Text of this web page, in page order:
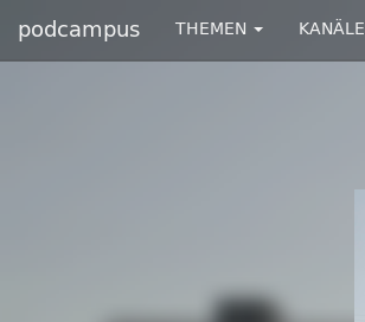
podcampus THEMEN KANÄLE